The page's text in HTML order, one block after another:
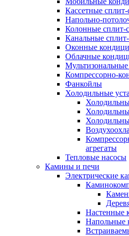
Кассетные
Напольно-
Колонные сплит-
Канальные
Оконные
Облачные
Компрессорно-
Фанкойлы
Холодильные
агрегаты
Тепловые насосы
Камины и печи
Электрические
Настенные
Напольные